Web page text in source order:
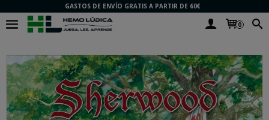
GASTOS DE ENVÍO GRATIS A PARTIR DE 60€
0